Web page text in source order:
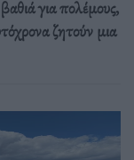
για πολέμους,
ζητούν μια